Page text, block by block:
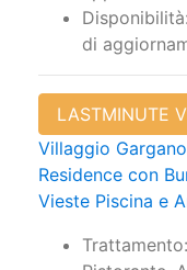
di
LASTMINUTE
Villaggio
Residence con
Vieste Piscina e